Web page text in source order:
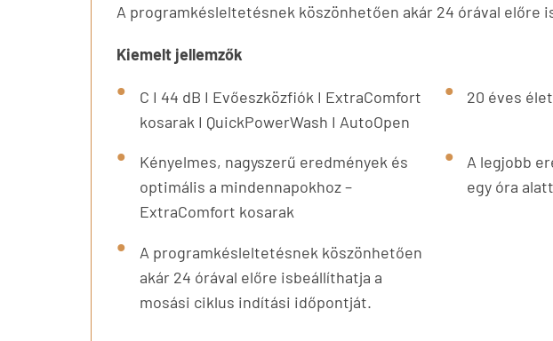
A programkésleltetésnek köszönhetően akár 24 órával
Kiemelt jellemzők
C I 44 dB I Evőeszközfiók I ExtraComfort
kosarak I QuickPowerWash I AutoOpen
20 éves
Kényelmes, nagyszerű eredmények és
optimális a mindennapokhoz –
ExtraComfort kosarak
A legjobb
egy óra
A programkésleltetésnek köszönhetően
akár 24 órával előre isbeállíthatja a
mosási ciklus indítási időpontját.